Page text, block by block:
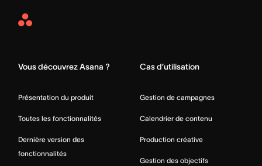
Asana
Vous découvrez Asana ?
Présentation du produit
Toutes les fonctionnalités
Dernière version des
fonctionnalités
Cas d’utilisation
Gestion de campagnes
Calendrier de contenu
Production créative
Gestion des objectifs